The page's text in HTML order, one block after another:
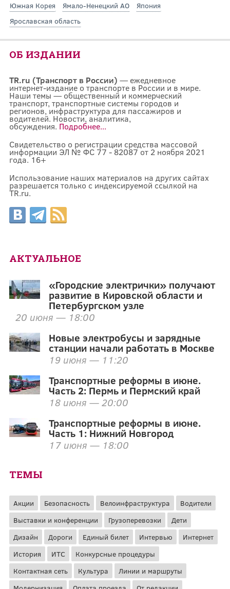
Южная Корея
Ямало-Ненецкий АО
Япония
Ярославская область
ОБ ИЗДАНИИ
TR.ru (Транспорт в России) — ежедневное
интернет-издание о транспорте в России и в мире.
Наши темы — общественный и коммерческий
транспорт, транспортные системы городов и
регионов, инфраструктура для пассажиров и
водителей. Новости, аналитика,
обсуждения. Подробнее...
Свидетельство о регистрации средства массовой
информации ЭЛ № ФС 77 - 82087 от 2 ноября 2021
года. 16+
Использование наших материалов на других сайтах
разрешается только с индексируемой ссылкой на
TR.ru.
АКТУАЛЬНОЕ
«Городские электрички» получают
развитие в Кировской области и
Петербургском узле
20 июня — 18:00
Новые электробусы и зарядные
станции начали работать в Москве
19 июня — 11:20
Транспортные реформы в июне.
Часть 2: Пермь и Пермский край
18 июня — 20:00
Транспортные реформы в июне.
Часть 1: Нижний Новгород
17 июня — 18:00
ТЕМЫ
Акции Безопасность Велоинфраструктура
Водители
Выставки и конференции
Грузоперевозки
Дети
Дизайн
Дороги Единый билет Интервью
Интернет
История
ИТС
Конкурсные процедуры
Контактная сеть
Культура
Линии и маршруты